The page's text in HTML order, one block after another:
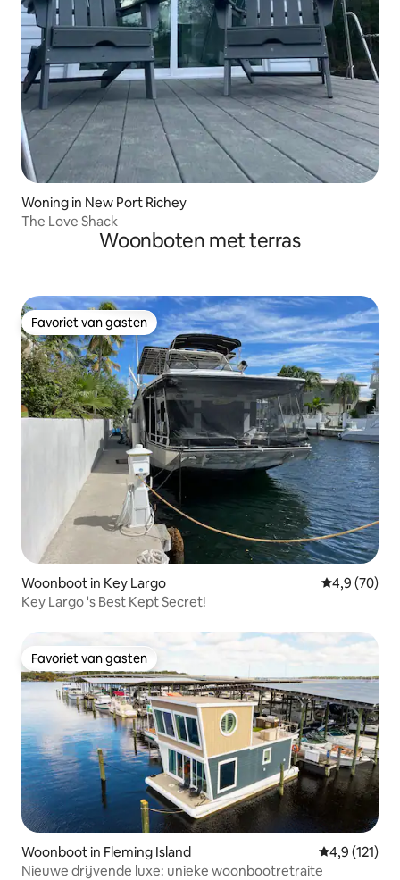
Woning in New Port Richey
The Love Shack
Woonboten met terras
Favoriet van gasten
Favoriet van gasten
Woonboot in Key Largo Gemiddelde
4,9 (70)
Key Largo 's Best Kept Secret!
Favoriet van gasten
Favoriet van gasten
Woonboot in Fleming Island Gemiddelde
4,9 (121)
Nieuwe drijvende luxe: unieke woonbootretraite